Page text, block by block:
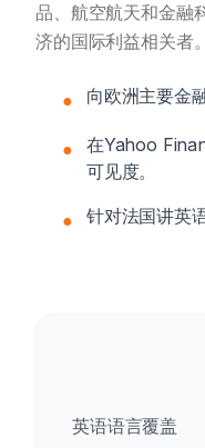
品、航空航天和金融
济的国际利益相关者。
● 向欧洲主要金
●
在Yahoo
可见度。
● 针对法国讲英
英语语言覆盖